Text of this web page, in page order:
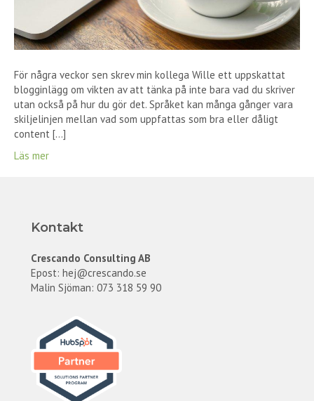
För några veckor sen skrev min kollega Wille ett uppskattat
blogginlägg om vikten av att tänka på inte bara vad du skriver
utan också på hur du gör det. Språket kan många gånger vara
skiljelinjen mellan vad som uppfattas som bra eller dåligt
content […]
Läs mer
Kontakt
Crescando Consulting AB
Epost: hej@crescando.se
Malin Sjöman: 073 318 59 90